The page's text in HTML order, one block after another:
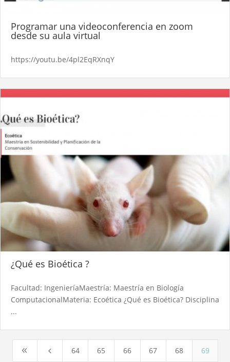
Programar una videoconferencia en zoom
desde su aula virtual
https://youtu.be/4pl2EqRXnqY
¿Qué es Bioética ?
Facultad: IngenieríaMaestría: Maestría en Biología
ComputacionalMateria: Ecoética ¿Qué es Bioética? Disciplina
...
8 4 64 65 66 67 68 69